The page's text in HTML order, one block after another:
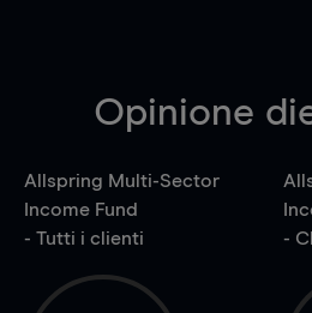
Opinione
Allspring Multi-Sector
Income Fund
- Tutti i clienti
-